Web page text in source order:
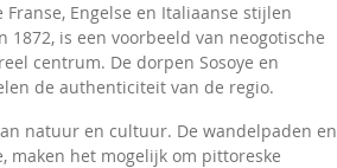
Engelse en Italiaanse stijlen
is een voorbeeld van neogotische
centrum. De dorpen Sosoye en
de authenticiteit van de regio.
natuur en cultuur. De wandelpaden en
maken het mogelijk om pittoreske